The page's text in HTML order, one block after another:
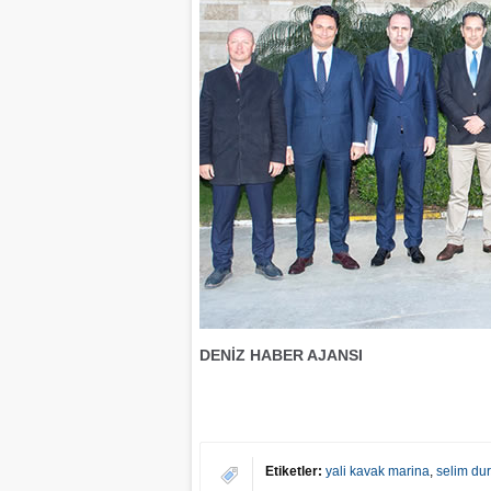
DENİZ HABER AJANSI
Etiketler: yali kavak marina, selim